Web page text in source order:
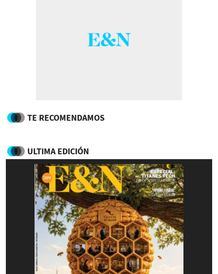
TE RECOMENDAMOS
ULTIMA EDICIÓN